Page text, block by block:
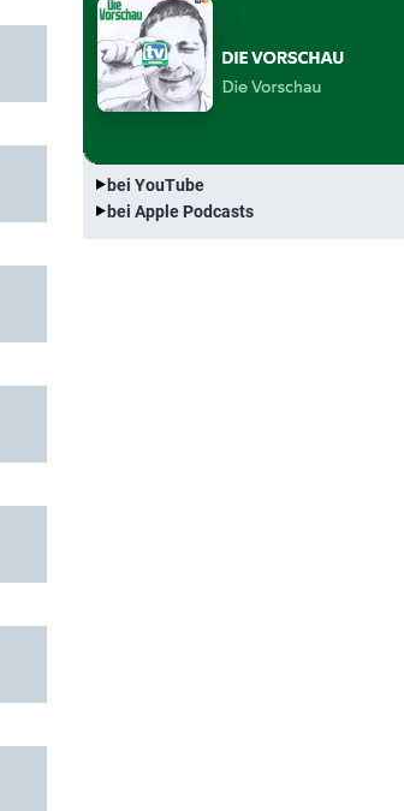
bei YouTube
bei Apple Podcasts